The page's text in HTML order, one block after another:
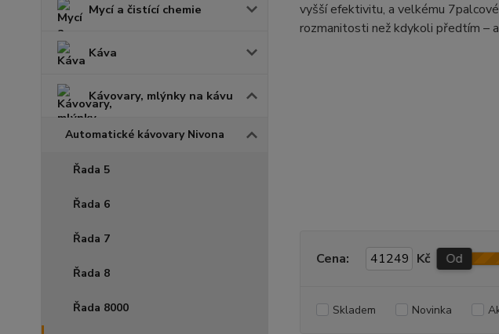
Mycí a čistící chemie
Káva
Kávovary, mlýnky na kávu
Automatické kávovary Nivona
Řada 5
Řada 6
Řada 7
Řada 8
Řada 8000
vyšší efektivitu, a velkému
rozmanitosti než kdykoli předtím –
Cena: Kč Od
Skladem Novinka